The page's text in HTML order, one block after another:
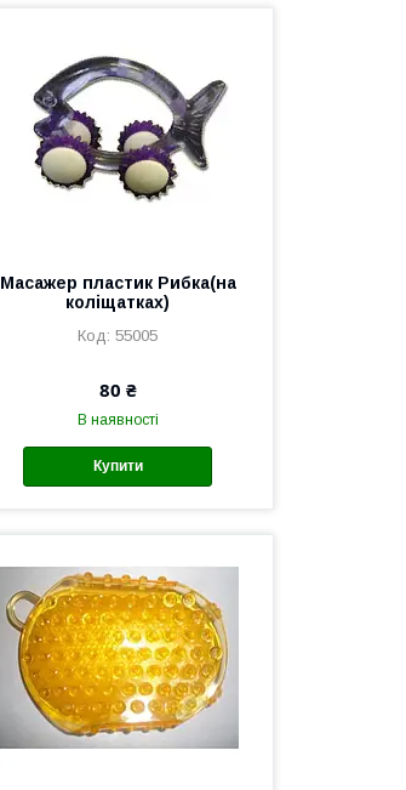
Масажер пластик Рибка(на
коліщатках)
55005
80 ₴
В наявності
Купити